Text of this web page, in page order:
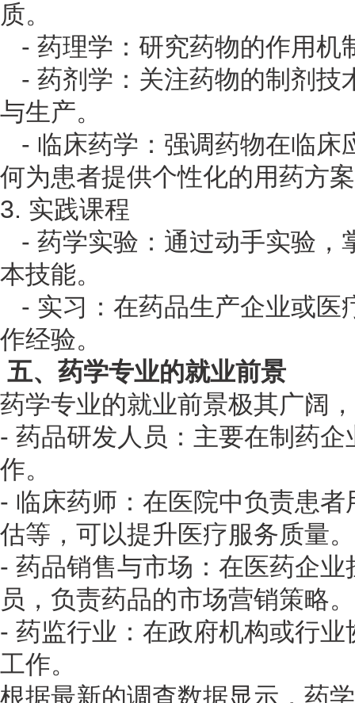
质。
- 药理学：研究药物的作用机
- 药剂学：关注药物的制剂技
与生产。
- 临床药学：强调药物在临床
何为患者提供个性化的用药方
3. 实践课程
- 药学实验：通过动手实验，
本技能。
- 实习：在药品生产企业或医
作经验。
五、药学专业的就业前景
药学专业的就业前景极其广阔
- 药品研发人员：主要在制药
作。
- 临床药师：在医院中负责患
估等，可以提升医疗服务质量。
- 药品销售与市场：在医药企
员，负责药品的市场营销策略。
- 药监行业：在政府机构或行
工作。
根据最新的调查数据显示，药